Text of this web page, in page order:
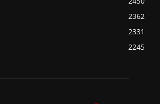
2362
2331
2245